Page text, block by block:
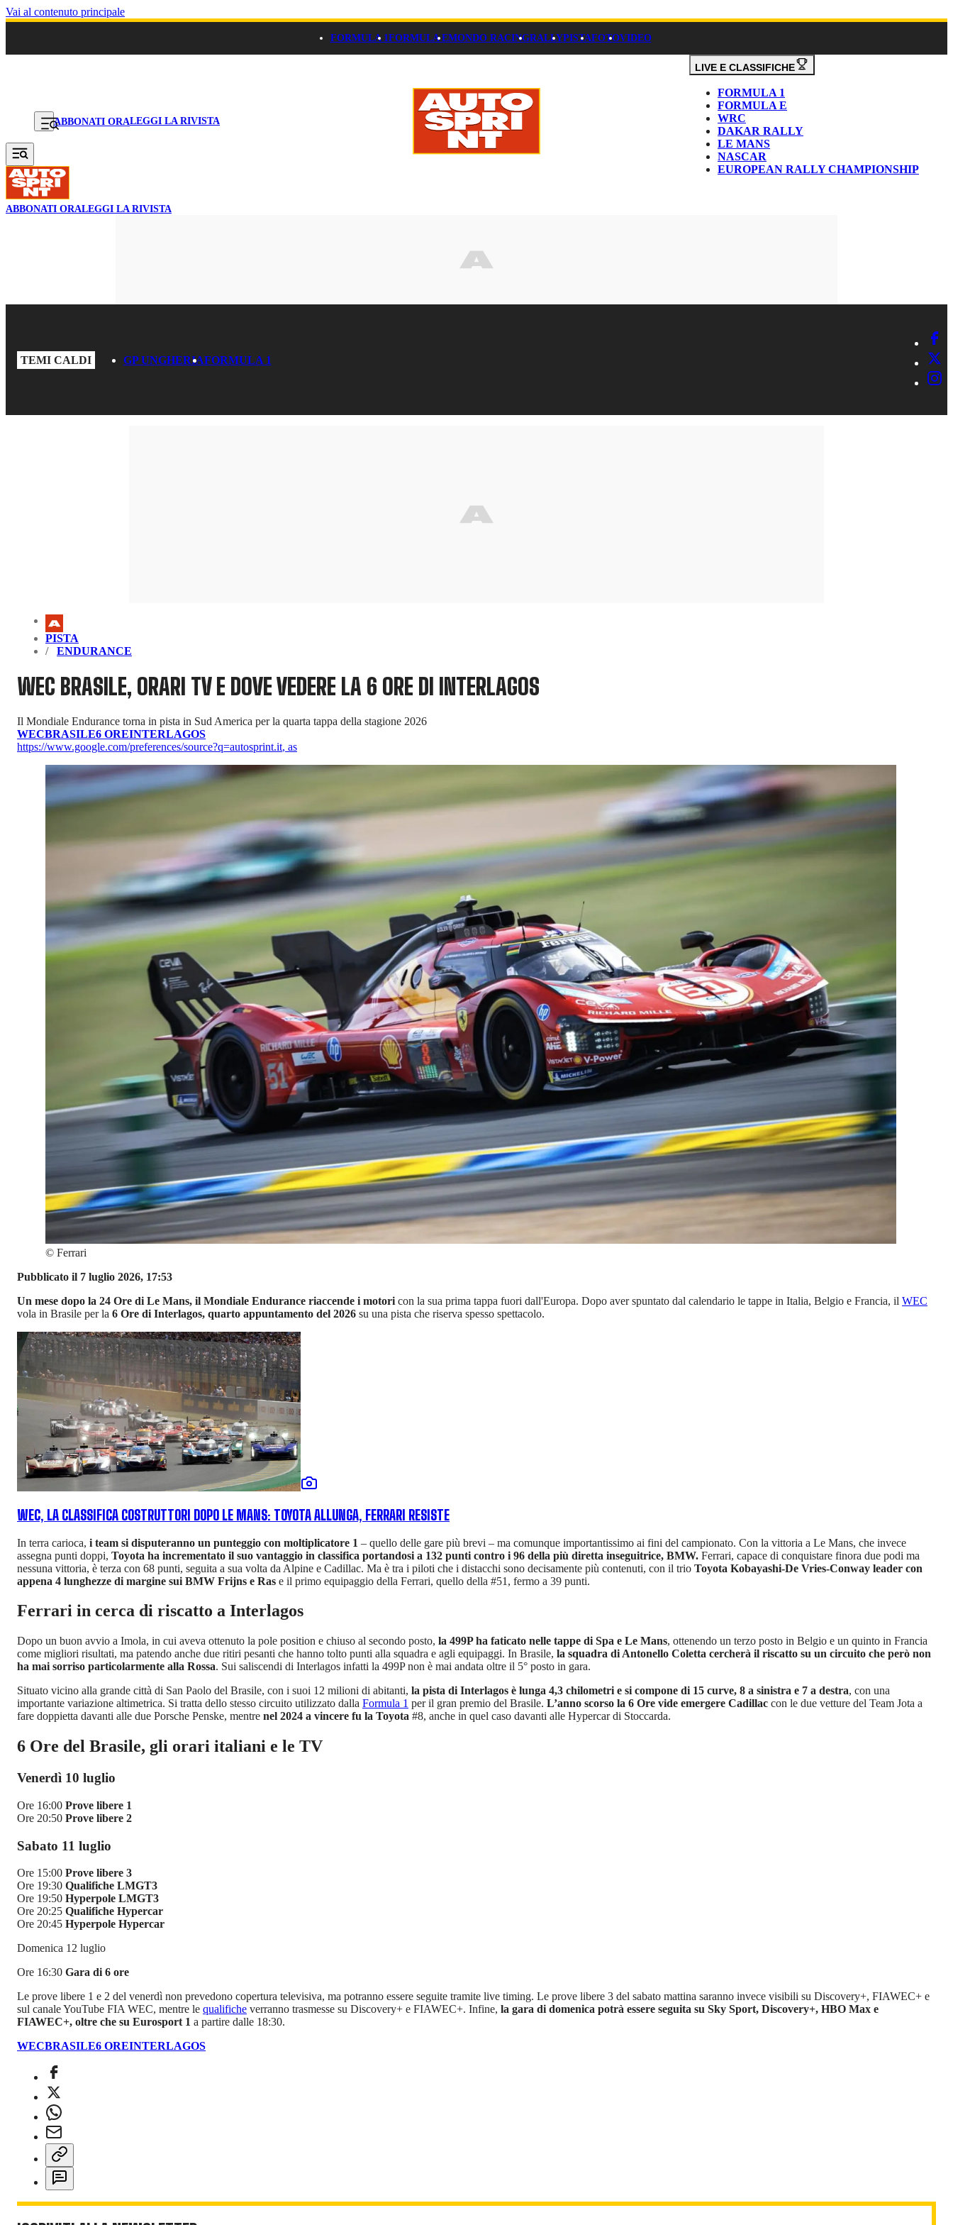
Vai al contenuto principale
FORMULA 1FORMULA EMONDO RACINGRALLYPISTAFOTOVIDEO
ABBONATI ORALEGGI LA RIVISTA
LIVE E CLASSIFICHE
FORMULA 1
FORMULA E
WRC
DAKAR RALLY
LE MANS
NASCAR
EUROPEAN RALLY CHAMPIONSHIP
ABBONATI ORALEGGI LA RIVISTA
TEMI CALDI GP UNGHERIAFORMULA 1
PISTA
ENDURANCE
WEC BRASILE, ORARI TV E DOVE VEDERE LA 6 ORE DI INTERLAGOS
Il Mondiale Endurance torna in pista in Sud America per la quarta tappa della stagione 2026
WECBRASILE6 OREINTERLAGOS
https://www.google.com/preferences/source?q=autosprint.it, as
© Ferrari
Pubblicato il 7 luglio 2026, 17:53
Un mese dopo la 24 Ore di Le Mans, il Mondiale Endurance riaccende i motori con la sua prima tappa fuori dall'Europa. Dopo aver spuntato dal calendario le tappe in Italia, Belgio e Francia, il WEC
vola in Brasile per la 6 Ore di Interlagos, quarto appuntamento del 2026 su una pista che riserva spesso spettacolo.
WEC, LA CLASSIFICA COSTRUTTORI DOPO LE MANS: TOYOTA ALLUNGA, FERRARI RESISTE
In terra carioca, i team si disputeranno un punteggio con moltiplicatore 1 – quello delle gare più brevi – ma comunque importantissimo ai fini del campionato. Con la vittoria a Le Mans, che invece
assegna punti doppi, Toyota ha incrementato il suo vantaggio in classifica portandosi a 132 punti contro i 96 della più diretta inseguitrice, BMW. Ferrari, capace di conquistare finora due podi ma
nessuna vittoria, è terza con 68 punti, seguita a sua volta da Alpine e Cadillac. Ma è tra i piloti che i distacchi sono decisamente più contenuti, con il trio Toyota Kobayashi-De Vries-Conway leader con
appena 4 lunghezze di margine sui BMW Frijns e Ras e il primo equipaggio della Ferrari, quello della #51, fermo a 39 punti.
Ferrari in cerca di riscatto a Interlagos
Dopo un buon avvio a Imola, in cui aveva ottenuto la pole position e chiuso al secondo posto, la 499P ha faticato nelle tappe di Spa e Le Mans, ottenendo un terzo posto in Belgio e un quinto in Francia
come migliori risultati, ma patendo anche due ritiri pesanti che hanno tolto punti alla squadra e agli equipaggi. In Brasile, la squadra di Antonello Coletta cercherà il riscatto su un circuito che però non
ha mai sorriso particolarmente alla Rossa. Sui saliscendi di Interlagos infatti la 499P non è mai andata oltre il 5° posto in gara.
Situato vicino alla grande città di San Paolo del Brasile, con i suoi 12 milioni di abitanti, la pista di Interlagos è lunga 4,3 chilometri e si compone di 15 curve, 8 a sinistra e 7 a destra, con una
importante variazione altimetrica. Si tratta dello stesso circuito utilizzato dalla Formula 1 per il gran premio del Brasile. L’anno scorso la 6 Ore vide emergere Cadillac con le due vetture del Team Jota a
fare doppietta davanti alle due Porsche Penske, mentre nel 2024 a vincere fu la Toyota #8, anche in quel caso davanti alle Hypercar di Stoccarda.
6 Ore del Brasile, gli orari italiani e le TV
Venerdì 10 luglio
Ore 16:00 Prove libere 1
Ore 20:50 Prove libere 2
Sabato 11 luglio
Ore 15:00 Prove libere 3
Ore 19:30 Qualifiche LMGT3
Ore 19:50 Hyperpole LMGT3
Ore 20:25 Qualifiche Hypercar
Ore 20:45 Hyperpole Hypercar
Domenica 12 luglio
Ore 16:30 Gara di 6 ore
Le prove libere 1 e 2 del venerdì non prevedono copertura televisiva, ma potranno essere seguite tramite live timing. Le prove libere 3 del sabato mattina saranno invece visibili su Discovery+, FIAWEC+ e
sul canale YouTube FIA WEC, mentre le qualifiche verranno trasmesse su Discovery+ e FIAWEC+. Infine, la gara di domenica potrà essere seguita su Sky Sport, Discovery+, HBO Max e
FIAWEC+, oltre che su Eurosport 1 a partire dalle 18:30.
WECBRASILE6 OREINTERLAGOS